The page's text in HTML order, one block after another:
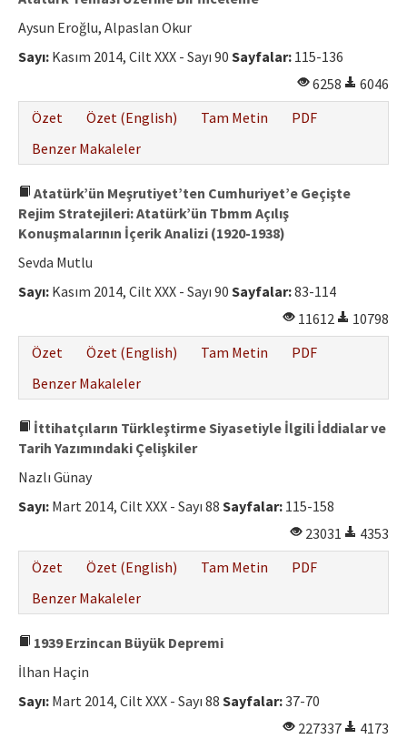
Aysun Eroğlu, Alpaslan Okur
Sayı: Kasım 2014, Cilt XXX - Sayı 90 Sayfalar: 115-136
6258
6046
Özet
Özet (English) Tam Metin
PDF
Benzer Makaleler
Atatürk’ün Meşrutiyet’ten Cumhuriyet’e Geçişte
Rejim Stratejileri: Atatürk’ün Tbmm Açılış
Konuşmalarının İçerik Analizi (1920-1938)
Sevda Mutlu
Sayı: Kasım 2014, Cilt XXX - Sayı 90 Sayfalar:83-114
11612
10798
Özet
Özet (English) Tam Metin
PDF
Benzer Makaleler
İttihatçıların Türkleştirme Siyasetiyle İlgili İddialar ve
Tarih Yazımındaki Çelişkiler
Nazlı Günay
Sayı: Mart 2014, Cilt XXX - Sayı 88 Sayfalar: 115-158
23031
4353
Özet
Özet (English) Tam Metin
PDF
Benzer Makaleler
1939 Erzincan Büyük Depremi
İlhan Haçin
Sayı: Mart 2014, Cilt XXX - Sayı 88 Sayfalar:37-70
227337
4173